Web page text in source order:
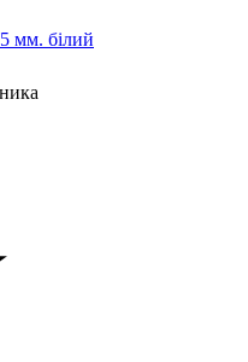
мм. білий